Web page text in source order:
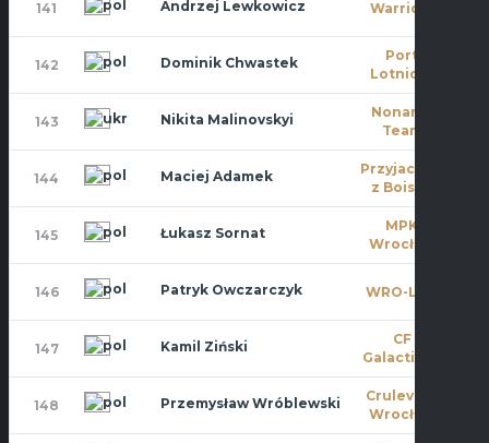
141 Andrzej Lewkowicz Warriors
142 Dominik Chwastek
Port
Lotniczy
143 Nikita Malinovskyi
Noname
Team
144 Maciej Adamek
Przyjaciele
z Boiska
145 Łukasz Sornat
MPK
Wrocław
146 Patryk Owczarczyk WRO-LOT
147 Kamil Ziński
CF
Galacticos
148 Przemysław Wróblewski
Crulevsca
Wrocław